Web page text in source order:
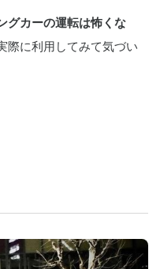
グカーの運転は怖くな
際に利用してみて気づい